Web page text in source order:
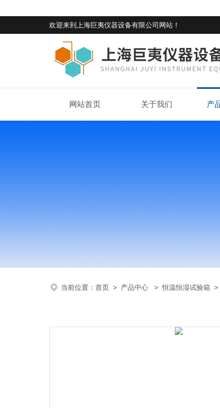
欢迎来到 上海巨夷仪器设备有限公司网站 ！
网站首页 关于我们 产
当前位置： 首页 > 产品中心 >恒温恒湿试验箱